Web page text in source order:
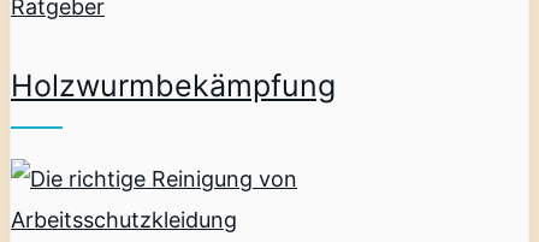
Ratgeber
Holzwurmbekämpfung